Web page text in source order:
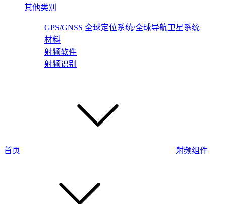
其他类别
GPS/GNSS 全球定位系统/全球导航卫星系统
材料
射频软件
射频识别
首页 射频组件